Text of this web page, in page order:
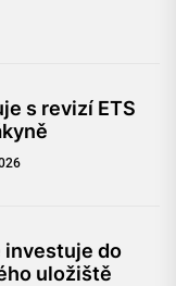
s revizí ETS
investuje do
uložiště